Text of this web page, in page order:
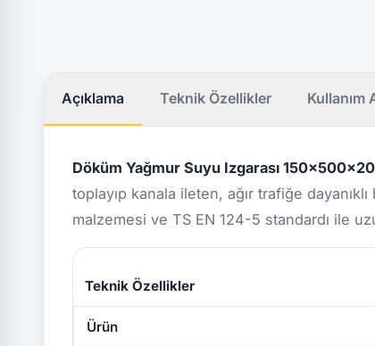
Açıklama Teknik Özellikler Kullanım
Döküm Yağmur Suyu Izgarası
toplayıp kanala ileten, ağır trafiğe dayanıklı
malzemesi ve TS EN 124-5 standardı ile
Teknik Özellikler
Ürün